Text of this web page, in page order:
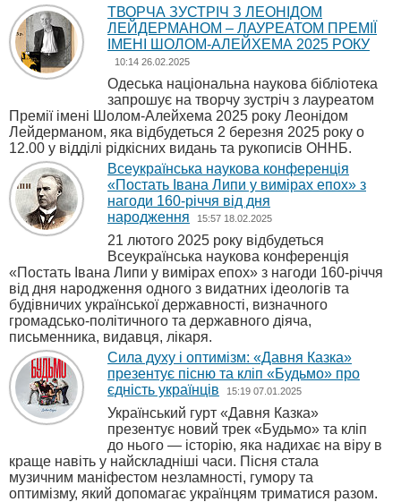
ТВОРЧА ЗУСТРІЧ З ЛЕОНІДОМ
ЛЕЙДЕРМАНОМ – ЛАУРЕАТОМ ПРЕМІЇ
ІМЕНІ ШОЛОМ-АЛЕЙХЕМА 2025 РОКУ
10:14 26.02.2025
Одеська національна наукова бібліотека
запрошує на творчу зустріч з лауреатом
Премії імені Шолом-Алейхема 2025 року Леонідом
Лейдерманом, яка відбудеться 2 березня 2025 року о
12.00 у відділі рідкісних видань та рукописів ОННБ.
Всеукраїнська наукова конференція
«Постать Івана Липи у вимірах епох» з
нагоди 160-річчя від дня
народження
15:57 18.02.2025
21 лютого 2025 року відбудеться
Всеукраїнська наукова конференція
«Постать Івана Липи у вимірах епох» з нагоди 160-річчя
від дня народження одного з видатних ідеологів та
будівничих української державності, визначного
громадсько-політичного та державного діяча,
письменника, видавця, лікаря.
Сила духу і оптимізм: «Давня Казка»
презентує пісню та кліп «Будьмо» про
єдність українців
15:19 07.01.2025
Український гурт «Давня Казка»
презентує новий трек «Будьмо» та кліп
до нього — історію, яка надихає на віру в
краще навіть у найскладніші часи. Пісня стала
музичним маніфестом незламності, гумору та
оптимізму, який допомагає українцям триматися разом.